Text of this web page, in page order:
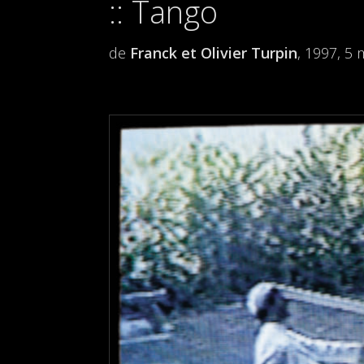
Tango
de Franck et Olivier Turpin, 1997, 5